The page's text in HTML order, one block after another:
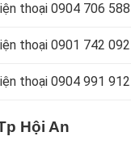
thoại0904 706 588
thoại0901 742 092
thoại0904 991 912
Hội An